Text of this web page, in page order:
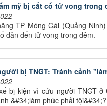
mỹ bị cắt cổ tử vong trong
TP Móng Cái (Quảng
dẫn đến tử vong trong đêm.
bị TNGT: Tránh cảnh
bị kiện vì cứu người TNGT
&#34;làm phúc phải tội&#34;?